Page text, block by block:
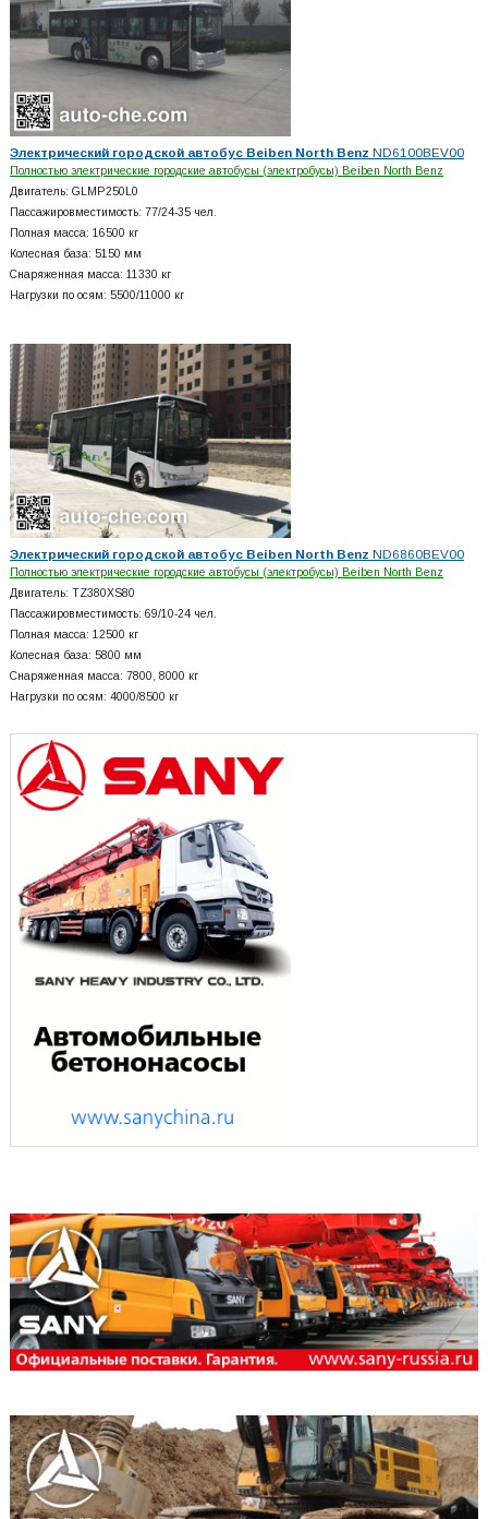
Электрический городской автобус Beiben North Benz ND6100BEV00
Полностью электрические городские автобусы (электробусы) Beiben North Benz
Двигатель: GLMP250L0
Пассажировместимость: 77/24-35 чел.
Полная масса: 16500 кг
Колесная база: 5150 мм
Снаряженная масса: 11330 кг
Нагрузки по осям: 5500/11000 кг
Электрический городской автобус Beiben North Benz ND6860BEV00
Полностью электрические городские автобусы (электробусы) Beiben North Benz
Двигатель: TZ380XS80
Пассажировместимость: 69/10-24 чел.
Полная масса: 12500 кг
Колесная база: 5800 мм
Снаряженная масса: 7800, 8000 кг
Нагрузки по осям: 4000/8500 кг